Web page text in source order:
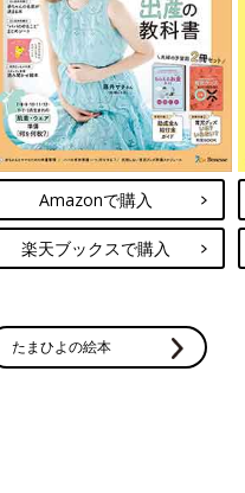
Amazonで購入
楽天ブックスで購入
たまひよの絵本